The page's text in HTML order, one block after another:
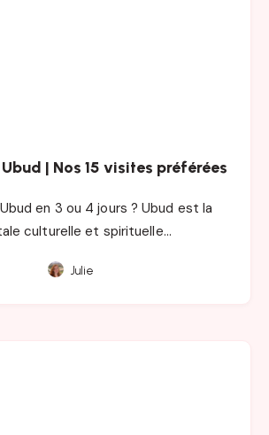
| Nos 15 visites préférées
en 3 ou 4 jours ? Ubud est la
culturelle et spirituelle…
Julie